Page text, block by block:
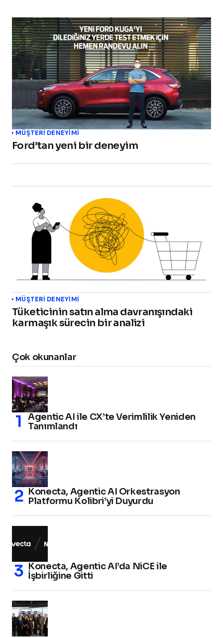
MÜŞTERI DENEYIMI
Ford’tan yeni bir deneyim
MÜŞTERI DENEYIMI
Tüketicinin satın alma davranışındaki
karmaşık sürecin bir analizi
Çok okunanlar
Agentic AI ile CX’te Verimlilik Yeniden
Tanımlandı
Konecta, Agentic AI Orkestrasyon
Platformu Kolibri’yi Duyurdu
Konecta, Agentic AI’da NiCE ile
İşbirliğine Gitti